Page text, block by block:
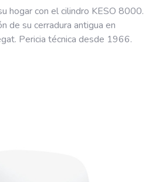
hogar con el cilindro KESO 8000.
de su cerradura antigua en
Pericia técnica desde 1966.